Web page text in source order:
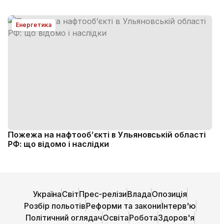
Енергетика
Пожежа на нафтооб’єкті в Ульяновській області
РФ: що відомо і наслідки
УкраїнаСвітПрес-релізиВладаОпозиція
Розбір польотівРеформи та закониІнтерв'ю
Політичний оглядачОсвітаРоботаЗдоров'я